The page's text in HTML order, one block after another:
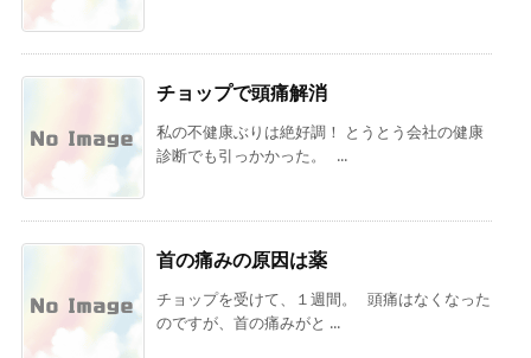
チョップで頭痛解消
私の不健康ぶりは絶好調！ とうとう会社の健康
診断でも引っかかった。 ...
首の痛みの原因は薬
チョップを受けて、１週間。 頭痛はなくなった
のですが、首の痛みがと ...